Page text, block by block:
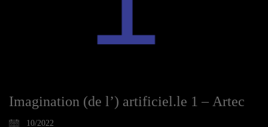
Imagination (de l’) artificiel.le 1 – Artec
10/2022